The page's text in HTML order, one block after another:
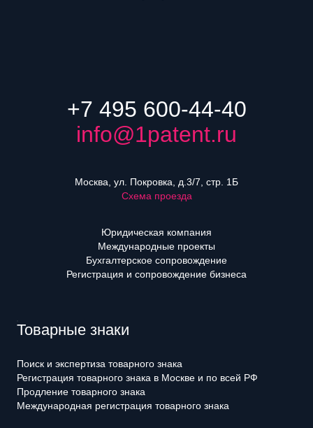
+7 495 600-44-40
info@1patent.ru
Москва, ул. Покровка, д.3/7, стр. 1Б
Схема проезда
Юридическая компания
Международные проекты
Бухгалтерское сопровождение
Регистрация и сопровождение бизнеса
Товарные знаки
Поиск и экспертиза товарного знака
Регистрация товарного знака в Москве и по всей РФ
Продление товарного знака
Международная регистрация товарного знака